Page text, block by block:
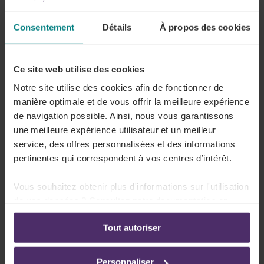
Consentement Détails À propos des cookies
Ce site web utilise des cookies
Notre site utilise des cookies afin de fonctionner de
manière optimale et de vous offrir la meilleure expérience
de navigation possible. Ainsi, nous vous garantissons
une meilleure expérience utilisateur et un meilleur
service, des offres personnalisées et des informations
pertinentes qui correspondent à vos centres d’intérêt.
Vous souhaitez obtenir plus d'informations sur l'utilisation
ligne:
Politique de confidentialité-Politique en matière
d’utilisation des cookies
Tout autoriser
Personnaliser
Le congé parental est-il un droit pour le
travailleur ?
Lire plus
Comment le travailleur doit-il introduire sa
demande auprès de l'employeur ?